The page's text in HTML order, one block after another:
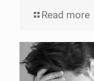
Read more